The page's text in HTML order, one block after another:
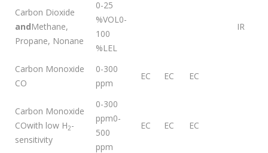
Carbon Dioxide
andMethane,
Propane, Nonane
0-25
%VOL0-
100
%LEL
IR
Carbon Monoxide
CO
0-300
ppm
EC EC EC
Carbon Monoxide
COwith low H2-
sensitivity
0-300
ppm0-
500
ppm
EC EC EC